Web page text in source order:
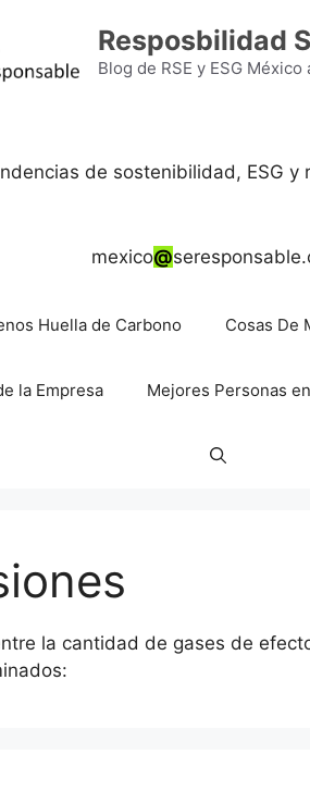
Resposbilidad
Blog de RSE y ESG México
de sostenibilidad, ESG
mexico@
Huella de Carbono Cosas De
la Empresa Mejores Personas
la cantidad de gases de